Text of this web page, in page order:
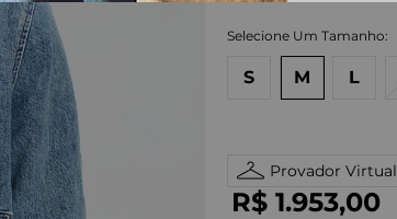
S M L
Provador Virtual
R$ 1.953,00